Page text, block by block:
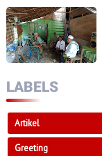
LABELS
Artikel
Greeting